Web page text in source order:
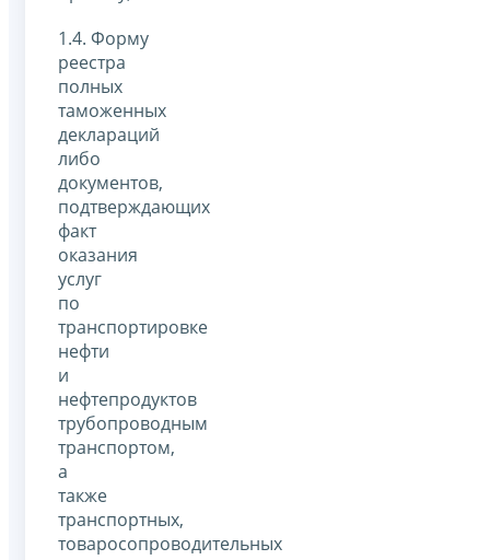
1.4. Форму
реестра
полных
таможенных
деклараций
либо
документов,
подтверждающих
факт
оказания
услуг
по
транспортировке
нефти
и
нефтепродуктов
трубопроводным
транспортом,
а
также
транспортных,
товаросопроводительных